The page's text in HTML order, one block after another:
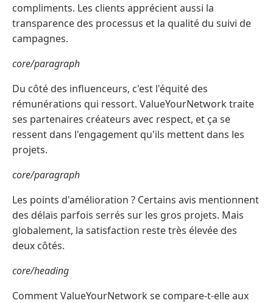
compliments. Les clients apprécient aussi la
transparence des processus et la qualité du suivi de
campagnes.
core/paragraph
Du côté des influenceurs, c'est l'équité des
rémunérations qui ressort. ValueYourNetwork traite
ses partenaires créateurs avec respect, et ça se
ressent dans l'engagement qu'ils mettent dans les
projets.
core/paragraph
Les points d'amélioration ? Certains avis mentionnent
des délais parfois serrés sur les gros projets. Mais
globalement, la satisfaction reste très élevée des
deux côtés.
core/heading
Comment ValueYourNetwork se compare-t-elle aux